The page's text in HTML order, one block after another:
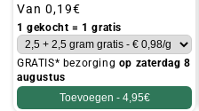
Gebruikelijke
prijs
Van 0,19€
1 gekocht = 1 gratis
GRATIS* bezorging op zaterdag 8
augustus
Toevoegen - 4,95€